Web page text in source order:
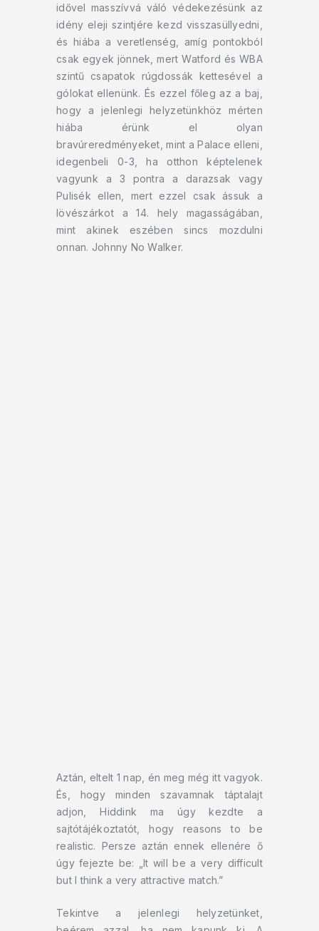
idővel masszívvá váló védekezésünk az
idény eleji szintjére kezd visszasüllyedni,
és hiába a veretlenség, amíg pontokból
csak egyek jönnek, mert Watford és WBA
szintű csapatok rúgdossák kettesével a
gólokat ellenünk. És ezzel főleg az a baj,
hogy a jelenlegi helyzetünkhöz mérten
hiába érünk el olyan
bravúreredményeket, mint a Palace elleni,
idegenbeli 0-3, ha otthon képtelenek
vagyunk a 3 pontra a darazsak vagy
Pulisék ellen, mert ezzel csak ássuk a
lövészárkot a 14. hely magasságában,
mint akinek eszében sincs mozdulni
onnan. Johnny No Walker.
Aztán, eltelt 1 nap, én meg még itt vagyok.
És, hogy minden szavamnak táptalajt
adjon, Hiddink ma úgy kezdte a
sajtótájékoztatót, hogy reasons to be
realistic. Persze aztán ennek ellenére ő
úgy fejezte be: „It will be a very difficult
but I think a very attractive match.”
Tekintve a jelenlegi helyzetünket,